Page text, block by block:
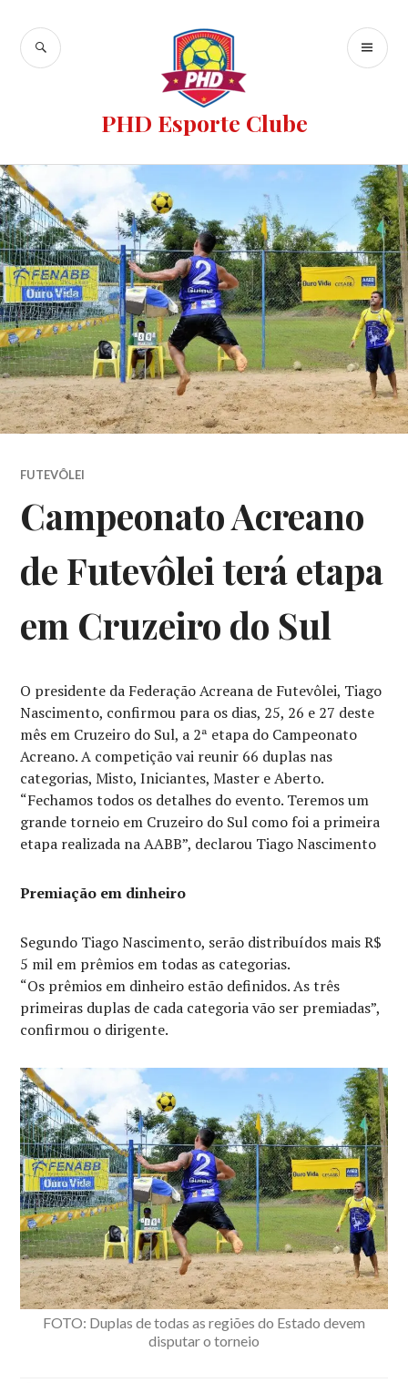
PHD Esporte Clube
FUTEVÔLEI
Campeonato Acreano
de Futevôlei terá etapa
em Cruzeiro do Sul
O presidente da Federação Acreana de Futevôlei, Tiago
Nascimento, confirmou para os dias, 25, 26 e 27 deste
mês em Cruzeiro do Sul, a 2ª etapa do Campeonato
Acreano. A competição vai reunir 66 duplas nas
categorias, Misto, Iniciantes, Master e Aberto.
“Fechamos todos os detalhes do evento. Teremos um
grande torneio em Cruzeiro do Sul como foi a primeira
etapa realizada na AABB”, declarou Tiago Nascimento
Premiação em dinheiro
Segundo Tiago Nascimento, serão distribuídos mais R$
5 mil em prêmios em todas as categorias.
“Os prêmios em dinheiro estão definidos. As três
primeiras duplas de cada categoria vão ser premiadas”,
confirmou o dirigente.
FOTO: Duplas de todas as regiões do Estado devem
disputar o torneio